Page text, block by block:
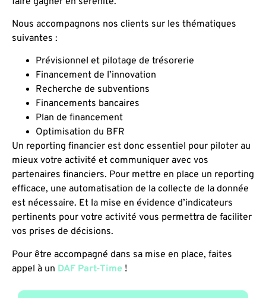
Nous accompagnons nos clients sur les thématiques
suivantes :
Prévisionnel et pilotage de trésorerie
Financement de l’innovation
Recherche de subventions
Financements bancaires
Plan de financement
Optimisation du BFR
Un reporting financier est donc essentiel pour piloter au
mieux votre activité et communiquer avec vos
partenaires financiers. Pour mettre en place un reporting
efficace, une automatisation de la collecte de la donnée
est nécessaire. Et la mise en évidence d’indicateurs
pertinents pour votre activité vous permettra de faciliter
vos prises de décisions.
Pour être accompagné dans sa mise en place, faites
appel à un DAF Part-Time !